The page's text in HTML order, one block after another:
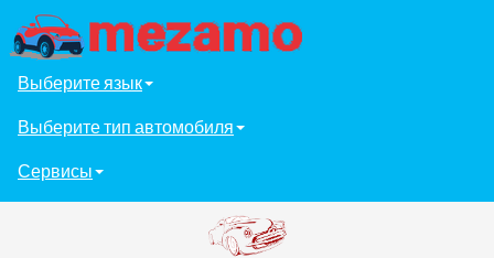
Выберите язык
Выберите тип автомобиля
Сервисы